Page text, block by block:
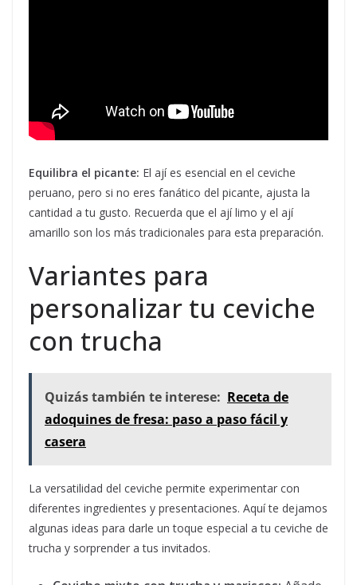
Equilibra el picante: El ají es esencial en el ceviche
peruano, pero si no eres fanático del picante, ajusta la
cantidad a tu gusto. Recuerda que el ají limo y el ají
amarillo son los más tradicionales para esta preparación.
Variantes para
personalizar tu ceviche
con trucha
Quizás también te interese: Receta de
adoquines de fresa: paso a paso fácil y
casera
La versatilidad del ceviche permite experimentar con
diferentes ingredientes y presentaciones. Aquí te dejamos
algunas ideas para darle un toque especial a tu ceviche de
trucha y sorprender a tus invitados.